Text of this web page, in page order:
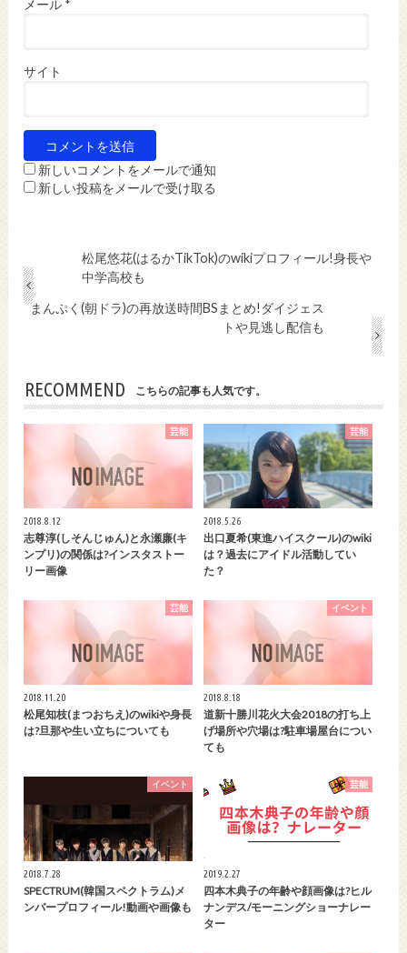
メール *
サイト
新しいコメントをメールで通知
新しい投稿をメールで受け取る
松尾悠花(はるかTikTok)のwikiプロフィール!身長や
中学高校も
まんぷく(朝ドラ)の再放送時間BSまとめ!ダイジェス
トや見逃し配信も
RECOMMEND こちらの記事も人気です。
芸能
2018.8.12
志尊淳(しそんじゅん)と永瀬廉(キ
ンプリ)の関係は?インスタストー
リー画像
芸能
2018.5.26
出口夏希(東進ハイスクール)のwiki
は？過去にアイドル活動してい
た？
芸能
2018.11.20
松尾知枝(まつおちえ)のwikiや身長
は?旦那や生い立ちについても
イベント
2018.8.18
道新十勝川花火大会2018の打ち上
げ場所や穴場は?駐車場屋台につい
ても
イベント
2018.7.28
SPECTRUM(韓国スペクトラム)メ
ンバープロフィール!動画や画像も
芸能
2019.2.27
四本木典子の年齢や顔画像は?ヒル
ナンデス/モーニングショーナレー
ター